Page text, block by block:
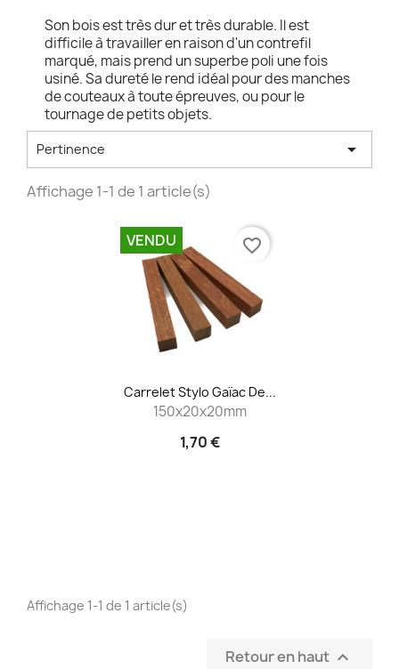
Son bois est très dur et très durable. Il est
difficile à travailler en raison d'un contrefil
marqué, mais prend un superbe poli une fois
usiné. Sa dureté le rend idéal pour des manches
de couteaux à toute épreuves, ou pour le
tournage de petits objets.
Pertinence 
Affichage 1-1 de 1 article(s)
Carrelet Stylo Gaïac De...
150x20x20mm
1,70 €
VENDU favorite_border
Affichage 1-1 de 1 article(s)
Retour en haut 